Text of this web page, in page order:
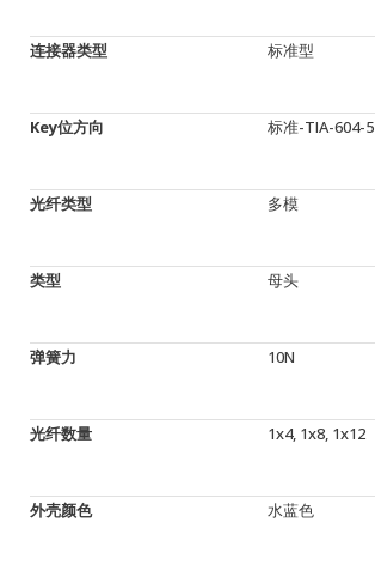
连接器类型 标准型
Key位方向 标准-TIA-604-5
光纤类型 多模
类型 母头
弹簧力 10N
光纤数量 1x4, 1x8, 1x12
外壳颜色 水蓝色